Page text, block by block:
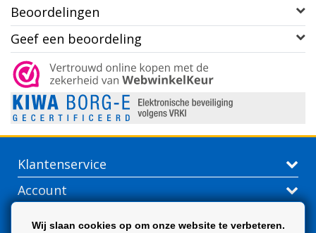
Beoordelingen
Geef een beoordeling
Klantenservice
Account
Wij slaan cookies op om onze website te verbeteren.